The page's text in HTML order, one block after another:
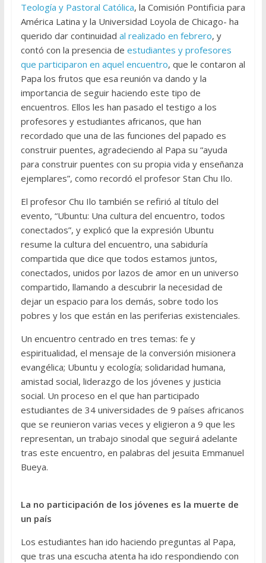
Teología y Pastoral Católica, la Comisión Pontificia para
América Latina y la Universidad Loyola de Chicago- ha
querido dar continuidad al realizado en febrero, y
contó con la presencia de estudiantes y profesores
que participaron en aquel encuentro, que le contaron al
Papa los frutos que esa reunión va dando y la
importancia de seguir haciendo este tipo de
encuentros. Ellos les han pasado el testigo a los
profesores y estudiantes africanos, que han
recordado que una de las funciones del papado es
construir puentes, agradeciendo al Papa su “ayuda
para construir puentes con su propia vida y enseñanza
ejemplares”, como recordó el profesor Stan Chu Ilo.
El profesor Chu Ilo también se refirió al título del
evento, “Ubuntu: Una cultura del encuentro, todos
conectados”, y explicó que la expresión Ubuntu
resume la cultura del encuentro, una sabiduría
compartida que dice que todos estamos juntos,
conectados, unidos por lazos de amor en un universo
compartido, llamando a descubrir la necesidad de
dejar un espacio para los demás, sobre todo los
pobres y los que están en las periferias existenciales.
Un encuentro centrado en tres temas: fe y
espiritualidad, el mensaje de la conversión misionera
evangélica; Ubuntu y ecología; solidaridad humana,
amistad social, liderazgo de los jóvenes y justicia
social. Un proceso en el que han participado
estudiantes de 34 universidades de 9 países africanos
que se reunieron varias veces y eligieron a 9 que les
representan, un trabajo sinodal que seguirá adelante
tras este encuentro, en palabras del jesuita Emmanuel
Bueya.
La no participación de los jóvenes es la muerte de
un país
Los estudiantes han ido haciendo preguntas al Papa,
que tras una escucha atenta ha ido respondiendo con